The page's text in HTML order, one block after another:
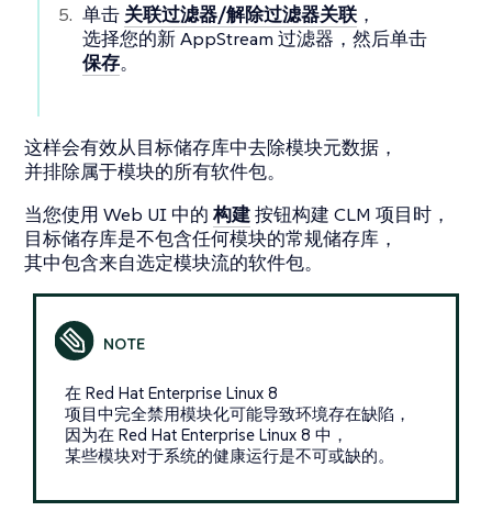
单击 关联过滤器/解除过滤器关联 ，
选择您的新 AppStream 过滤器，然后单击
保存。
这样会有效从目标储存库中去除模块元数据，
并排除属于模块的所有软件包。
当您使用 Web UI 中的构建按钮构建 CLM 项目时，
目标储存库是不包含任何模块的常规储存库，
其中包含来自选定模块流的软件包。
在 Red Hat Enterprise Linux 8
项目中完全禁用模块化可能导致环境存在缺陷，
因为在 Red Hat Enterprise Linux 8 中，
某些模块对于系统的健康运行是不可或缺的。